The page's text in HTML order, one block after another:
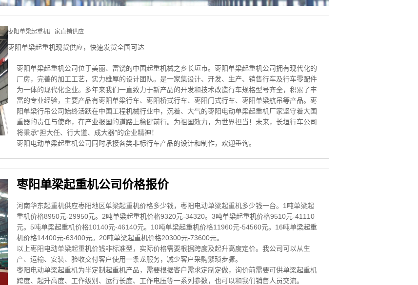
枣阳单梁起重机厂家直销供应
枣阳单梁起重机现货供应，快速发货全国可达
枣阳单梁起重机公司位于美丽、富饶的中国起重机械之乡长垣市。枣阳单梁起重机公司拥有现代化的
厂房，完善的加工工艺，实力雄厚的设计团队。是一家集设计、开发、生产、销售行车及行车零配件
为一体的现代化企业。多年来我们一直致力于新产品的开发和技术改造行车规格型号齐全，积累了丰
富的专业经验，主要产品有枣阳单梁行车、枣阳桥式行车、枣阳门式行车、枣阳单梁航吊等产品。枣
阳单梁行吊公司始终活跃在中国工程机械行业中，沉着、大气的枣阳电动单梁起重机厂家坚守着大国
重器的责任与使命，在产业报国的道路上稳健前行。为祖国效力，为世界担当！未来，长垣行车公司
将秉承“担大任、行大道、成大器”的企业精神！
枣阳电动单梁起重机公司同时承接各类非标行车产品的设计和制作，欢迎垂询。
枣阳单梁起重机公司价格报价
河南华东起重机供应枣阳地区单梁起重机价格多少钱，枣阳电动单梁起重机多少钱一台。1吨单梁起
重机价格8950元-29950元。2吨单梁起重机价格9320元-34320。3吨单梁起重机价格9510元-41110
元。5吨单梁起重机价格10140元-46140元。10吨单梁起重机价格11960元-54560元。16吨单梁起重
机价格14400元-63400元。20吨单梁起重机价格20300元-73600元。
以上枣阳电动单梁起重机价钱非标准型，实际价格需要根据跨度及起升高度定价。我公司可以从生
产、运输、安装、验收交付客户使用一条龙服务，减少客户采购繁琐步骤。
枣阳电动单梁起重机为半定制起重机产品，需要根据客户需求定制定做，询价前需要可供单梁起重机
跨度、起升高度、工作级别、运行长度、工作电压等一系列参数，也可以和我们销售人员交流。